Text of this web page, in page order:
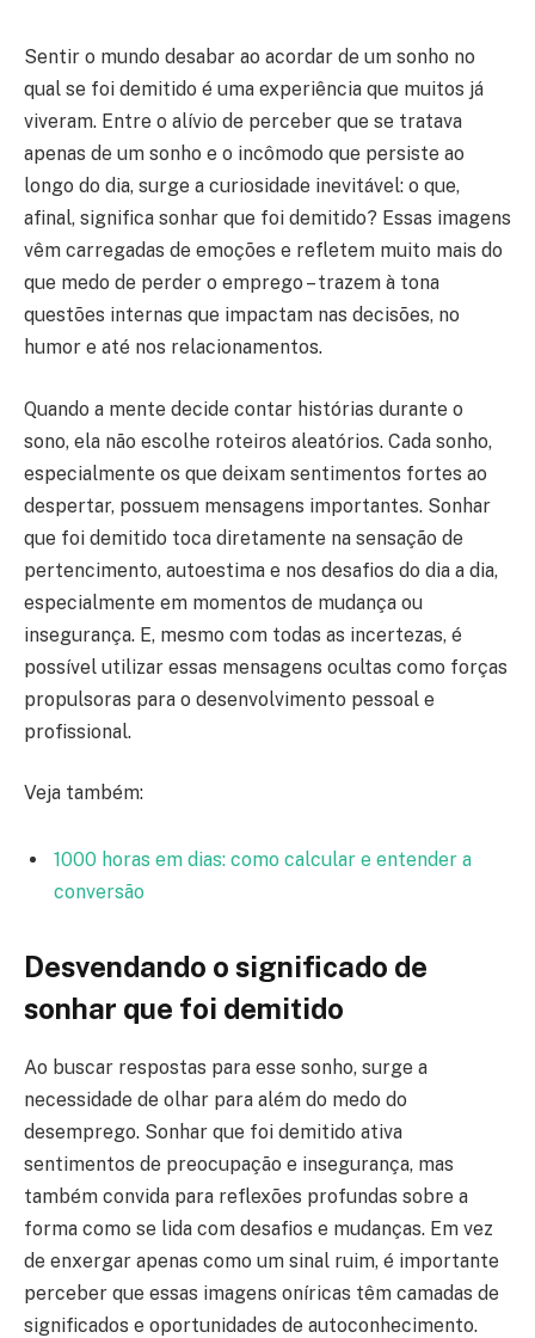
Sentir o mundo desabar ao acordar de um sonho no
qual se foi demitido é uma experiência que muitos já
viveram. Entre o alívio de perceber que se tratava
apenas de um sonho e o incômodo que persiste ao
longo do dia, surge a curiosidade inevitável: o que,
afinal, significa sonhar que foi demitido? Essas imagens
vêm carregadas de emoções e refletem muito mais do
que medo de perder o emprego – trazem à tona
questões internas que impactam nas decisões, no
humor e até nos relacionamentos.
Quando a mente decide contar histórias durante o
sono, ela não escolhe roteiros aleatórios. Cada sonho,
especialmente os que deixam sentimentos fortes ao
despertar, possuem mensagens importantes. Sonhar
que foi demitido toca diretamente na sensação de
pertencimento, autoestima e nos desafios do dia a dia,
especialmente em momentos de mudança ou
insegurança. E, mesmo com todas as incertezas, é
possível utilizar essas mensagens ocultas como forças
propulsoras para o desenvolvimento pessoal e
profissional.
Veja também:
1000 horas em dias: como calcular e entender a
conversão
Desvendando o significado de
sonhar que foi demitido
Ao buscar respostas para esse sonho, surge a
necessidade de olhar para além do medo do
desemprego. Sonhar que foi demitido ativa
sentimentos de preocupação e insegurança, mas
também convida para reflexões profundas sobre a
forma como se lida com desafios e mudanças. Em vez
de enxergar apenas como um sinal ruim, é importante
perceber que essas imagens oníricas têm camadas de
significados e oportunidades de autoconhecimento.